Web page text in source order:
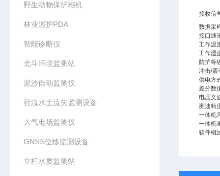
野生动物保护相机
林业巡护PDA
智能诊断仪
北斗环境监测站
泥沙自动监测仪
径流水土流失监测设备
大气电场监测仪
GNSS位移监测设备
立杆水质监测站
接收信
数据采
接口通
工作温
工作湿
防护等
冲击/震
供电方
差分数
电压文
测速精
一体机
一体机
软件概